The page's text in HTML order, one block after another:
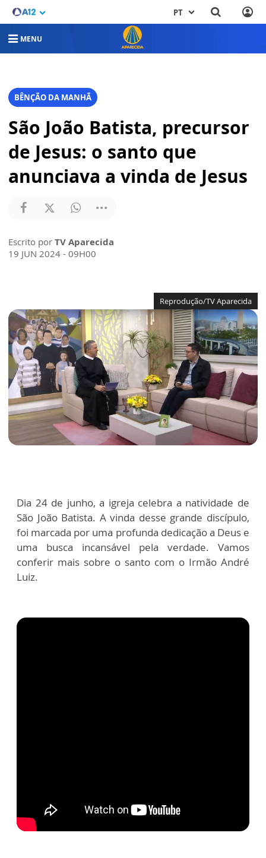
PT
MENU
BÊNÇÃO DA MANHÃ
São João Batista, precursor
de Jesus: o santo que
anunciava a vinda de Jesus
Escrito por TV Aparecida
19 JUN 2024 - 09H00
Reprodução/TV Aparecida
Dia 24 de junho, a igreja celebra a natividade de
São João Batista. A vinda desse grande discípulo,
foi marcada por uma profunda dedicação a Deus e
uma busca incansável pela verdade. Vamos
conferir mais sobre o santo com o Irmão André
Luiz.